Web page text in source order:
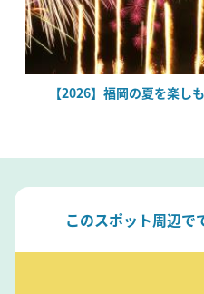
【2026】福岡の夏を楽し
このスポット周辺で